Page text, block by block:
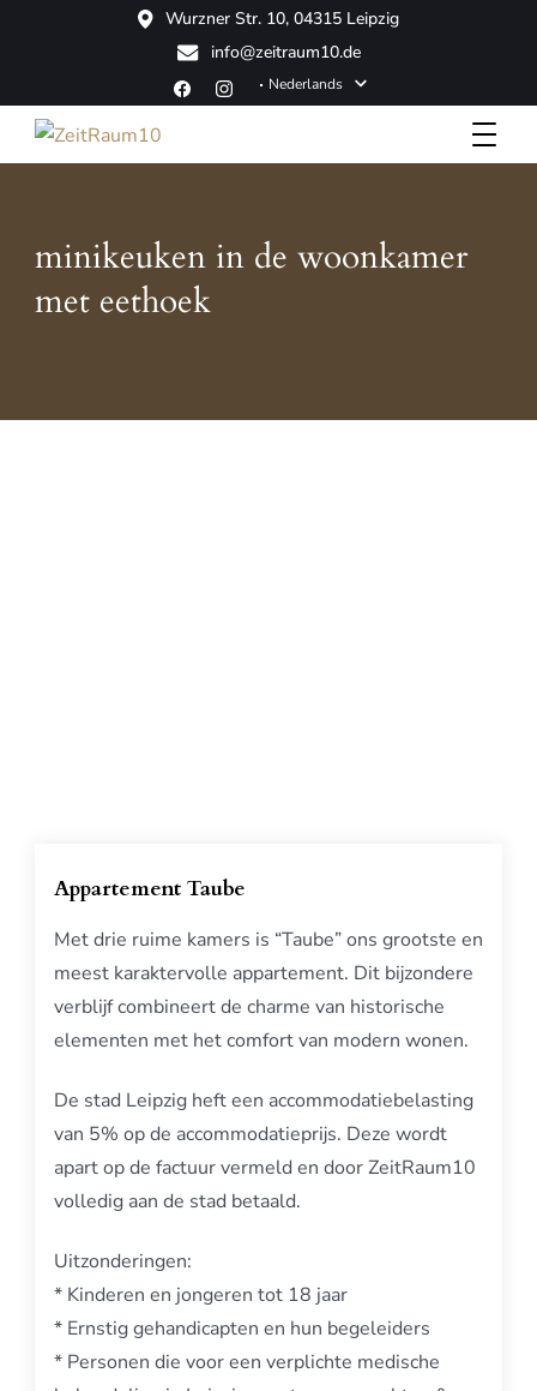
Wurzner Str. 10, 04315 Leipzig
info@zeitraum10.de
Nederlands
Boutique Hotel
minikeuken in de woonkamer
met eethoek
Appartement Taube
Met drie ruime kamers is “Taube” ons grootste en
meest karaktervolle appartement. Dit bijzondere
verblijf combineert de charme van historische
elementen met het comfort van modern wonen.
De stad Leipzig heft een accommodatiebelasting
van 5% op de accommodatieprijs. Deze wordt
apart op de factuur vermeld en door ZeitRaum10
volledig aan de stad betaald.
Uitzonderingen:
* Kinderen en jongeren tot 18 jaar
* Ernstig gehandicapten en hun begeleiders
* Personen die voor een verplichte medische